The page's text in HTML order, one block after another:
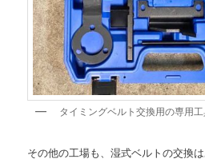
タイミングベルト交換用の専用
その他の工場も、湿式ベルトの交換